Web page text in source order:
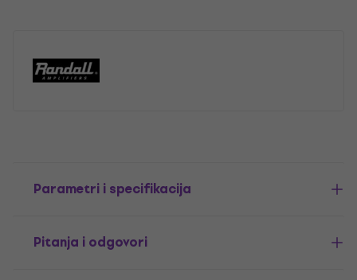
Parametri i specifikacija
Pitanja i odgovori